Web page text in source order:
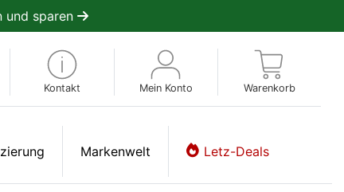
und sparen
Kontakt Mein Konto Warenkorb
Markenwelt Letz-Deals